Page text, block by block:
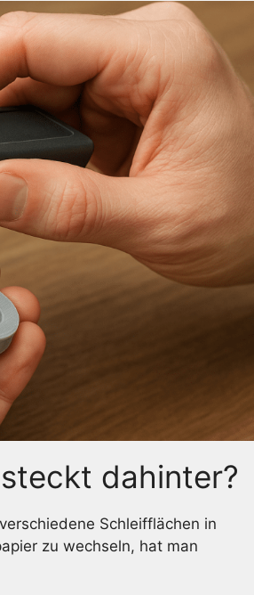
dahinter?
Schleifflächen in
zu wechseln, hat man